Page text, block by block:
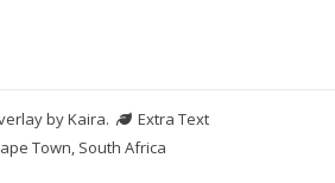
byKaira.
Extra Text
Town, South Africa